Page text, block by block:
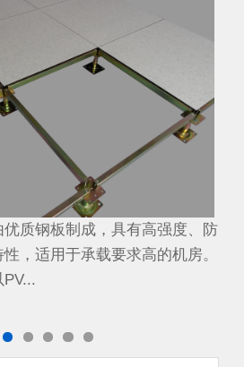
质钢板制成，具有高强度、防
，适用于承载要求高的机房。